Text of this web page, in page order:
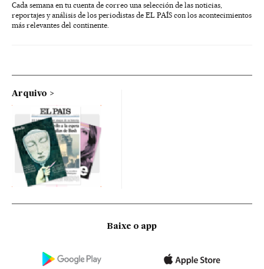
Cada semana en tu cuenta de correo una selección de las noticias,
reportajes y análisis de los periodistas de EL PAÍS con los acontecimientos
más relevantes del continente.
Arquivo
Baixe o app